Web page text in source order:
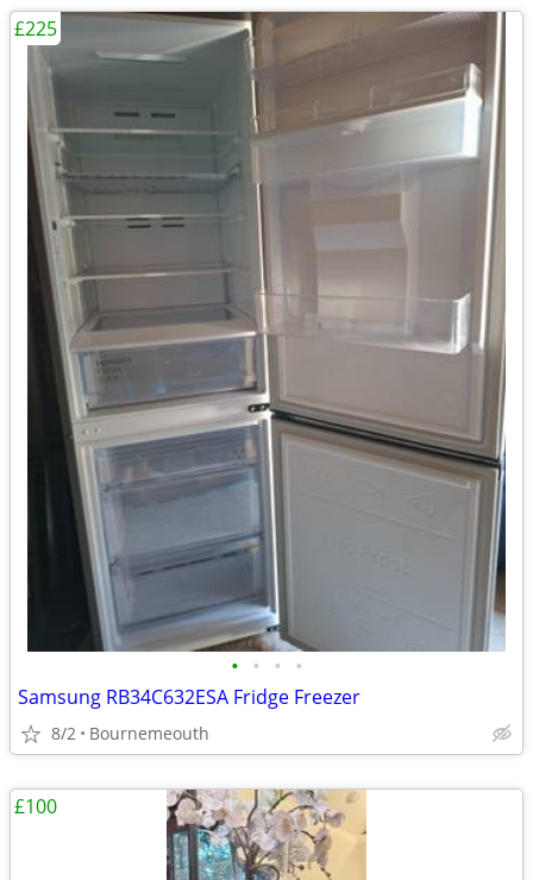
• • • •
Samsung RB34C632ESA Fridge Freezer
8/2 Bournemeouth
£225
£100